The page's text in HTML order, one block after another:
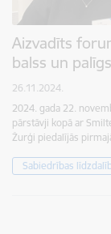
Aizvadīts
balss un
26.11.2024.
2024. gada 22.
pārstāvji kopā ar
Žurģi piedalījās
Sabiedrības